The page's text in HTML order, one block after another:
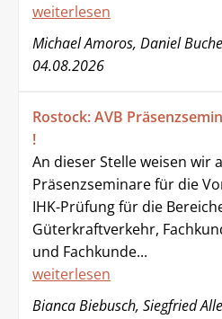
weiterlesen
Michael Amoros, Daniel
04.08.2026
Rostock: AVB
!
An dieser Stelle weisen wir
Präsenzseminare für die
IHK-Prüfung für die
Güterkraftverkehr,
und Fachkunde...
weiterlesen
Bianca Biebusch, Siegfried